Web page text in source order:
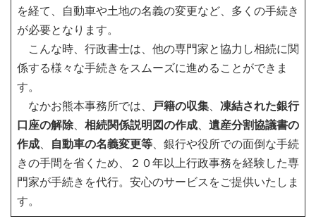
を経て、自動車や土地の名義の変更など、多くの手続き
が必要となります。
こんな時、行政書士は、他の専門家と協力し相続に関
係する様々な手続きをスムーズに進めることができま
す。
なかお熊本事務所では、
戸籍の収集
凍結された銀行
口座の解除、 相続関係説明図の作成
遺産分割協議書の
作成
自動車の名義変更等 、銀行や役所での面倒な手続
きの手間を省くため、２０年以上行政事務を経験した専
門家が手続きを代行。安心のサービスをご提供いたしま
す。